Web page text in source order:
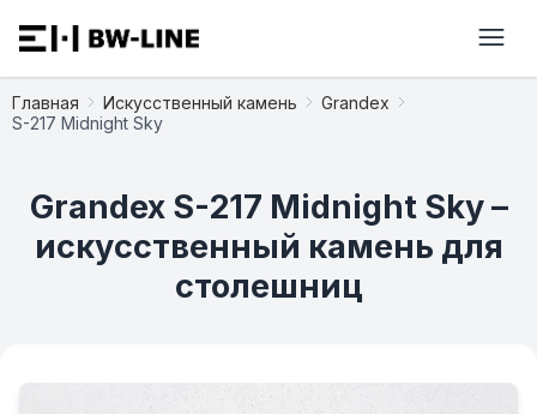
Главная Искусственный камень
Grandex
S-217 Midnight Sky
Grandex S-217 Midnight Sky –
искусственный камень для
столешниц